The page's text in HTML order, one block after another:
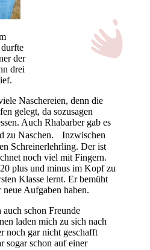
der
drei
Naschereien, denn die
gelegt, da sozusagen
Auch Rhabarber gab es
zu Naschen. Inzwischen
Schreinerlehrling. Der ist
noch viel mit Fingern.
plus und minus im Kopf zu
Klasse lernt. Er bemüht
Aufgaben haben.
schon Freunde
laden mich zu sich nach
noch gar nicht geschafft
sogar schon auf einer